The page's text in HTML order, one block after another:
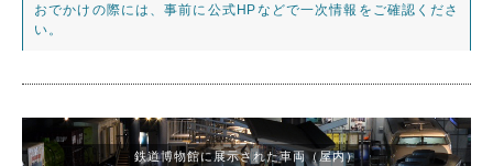
おでかけの際には、事前に公式HPなどで一次情報をご確認くださ
い。
鉄道博物館に展示された車両（屋内）